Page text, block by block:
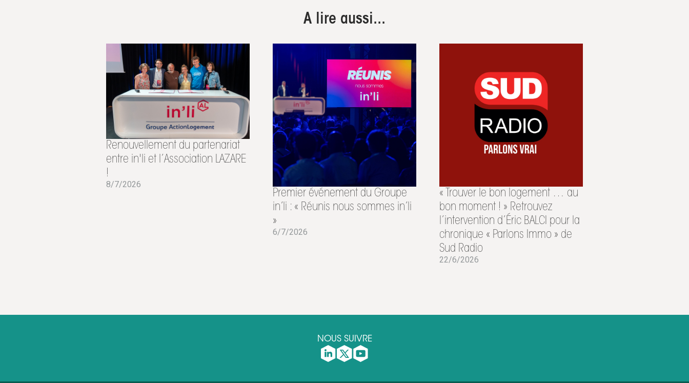
A lire aussi...
Renouvellement du partenariat
entre in'li et l’Association LAZARE
!
8/7/2026
Premier événement du Groupe
in’li : « Réunis nous sommes in’li
»
6/7/2026
« Trouver le bon logement … au
bon moment ! » Retrouvez
l’intervention d’Éric BALCI pour la
chronique « Parlons Immo » de
Sud Radio
22/6/2026
NOUS SUIVRE